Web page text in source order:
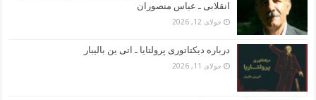
انقلابی ـ عباس منصوران
جولای 12, 2026
درباره دیکتاتوری پرولتایا ـ اتی ین بالیبار
جولای 11, 2026